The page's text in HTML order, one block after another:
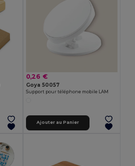
0,26 €
Goya 50057
Support pour téléphone mobile LAM
Ajouter au Panier